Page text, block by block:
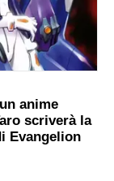
anime
scriverà la
Evangelion